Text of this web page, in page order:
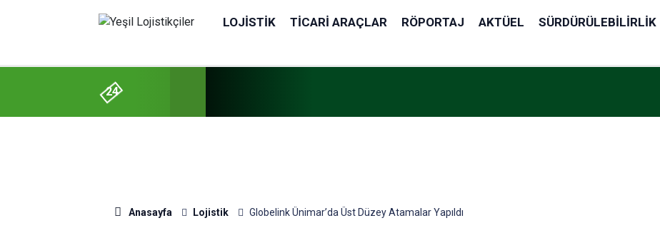
LOJISTIK TICARI ARAÇLAR RÖPORTAJ AKTÜEL SÜRDÜRÜLEBILIRLIK
24
Anasayfa Lojistik Globelink Ünimar’da Üst Düzey Atamalar Yapıldı